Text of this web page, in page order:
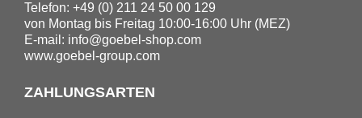
Telefon: +49 (0) 211 24 50 00 129
von Montag bis Freitag 10:00-16:00 Uhr (MEZ)
E-mail: info@goebel-shop.com
www.goebel-group.com
ZAHLUNGSARTEN